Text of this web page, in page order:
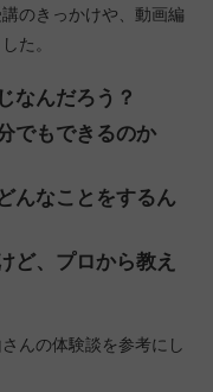
のきっかけや、動画編
た。
なんだろう？
でもできるのか
んなことをするん
ど、プロから教え
んの体験談を参考にし